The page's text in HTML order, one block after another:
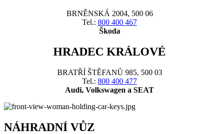
BRNĚNSKÁ 2004, 500 06
Tel.: 800 400 467
Škoda
HRADEC KRÁLOVÉ
BRATŘÍ ŠTĚFANŮ 985, 500 03
Tel.: 800 400 477
Audi, Volkswagen a SEAT
NÁHRADNÍ VŮZ